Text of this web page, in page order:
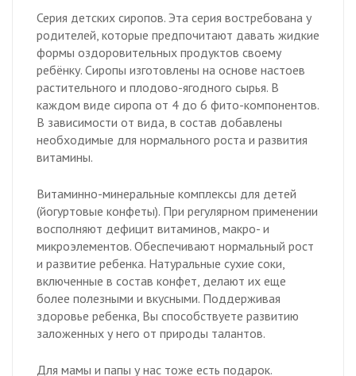
Серия детских сиропов. Эта серия востребована у
родителей, которые предпочитают давать жидкие
формы оздоровительных продуктов своему
ребёнку. Cиропы изготовлены на основе настоев
растительного и плодово-ягодного сырья. В
каждом виде сиропа от 4 до 6 фито-компонентов.
В зависимости от вида, в состав добавлены
необходимые для нормального роста и развития
витамины.
Витаминно-минеральные комплексы для детей
(йогуртовые конфеты). При регулярном применении
восполняют дефицит витаминов, макро- и
микроэлементов. Обеспечивают нормальный рост
и развитие ребенка. Натуральные сухие соки,
включенные в состав конфет, делают их еще
более полезными и вкусными. Поддерживая
здоровье ребенка, Вы способствуете развитию
заложенных у него от природы талантов.
Для мамы и папы у нас тоже есть подарок.